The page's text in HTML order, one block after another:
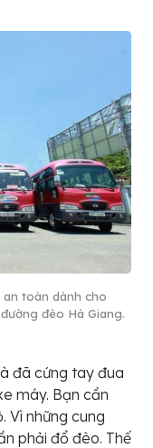
an toàn dành cho
đèo Hà Giang.
đã cứng tay đua
máy. Bạn cần
Vì những cung
phải đổ đèo. Thế